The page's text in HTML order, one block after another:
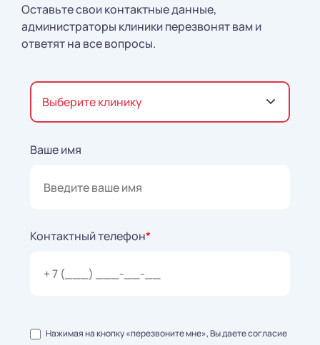
Оставьте свои контактные данные,
администраторы клиники перезвонят вам и
ответят на все вопросы.
Выберите клинику
Ваше имя
Контактный телефон*
Нажимая на кнопку «перезвоните мне», Вы даете согласие